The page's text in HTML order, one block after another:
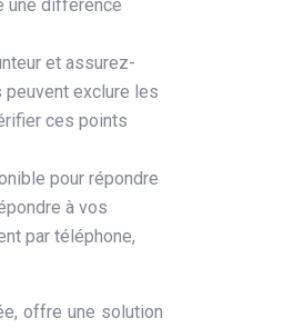
une différence
et assurez-
exclure les
ces points
pour répondre
à vos
par téléphone,
offre une solution